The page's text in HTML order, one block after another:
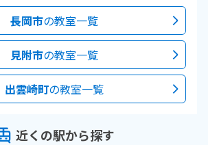
長岡市の教室一覧
見附市の教室一覧
出雲崎町の教室一覧
近くの駅から探す